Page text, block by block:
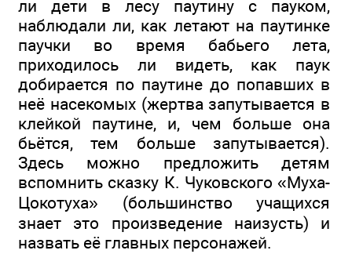
ли дети в лесу паутину с пауком,
наблюдали ли, как летают на паутинке
паучки во время бабьего лета,
приходилось ли видеть, как паук
добирается по паутине до попавших в
неё насекомых (жертва запутывается в
клейкой паутине, и, чем больше она
бьётся, тем больше запутывается).
Здесь можно предложить детям
вспомнить сказку К. Чуковского «Муха-
Цокотуха» (большинство учащихся
знает это произведение наизусть) и
назвать её главных персонажей.